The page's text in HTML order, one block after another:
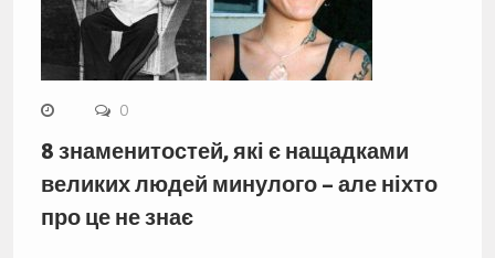
0
8 знаменитостей, які є нащадками
великих людей минулого – але ніхто
про це не знає